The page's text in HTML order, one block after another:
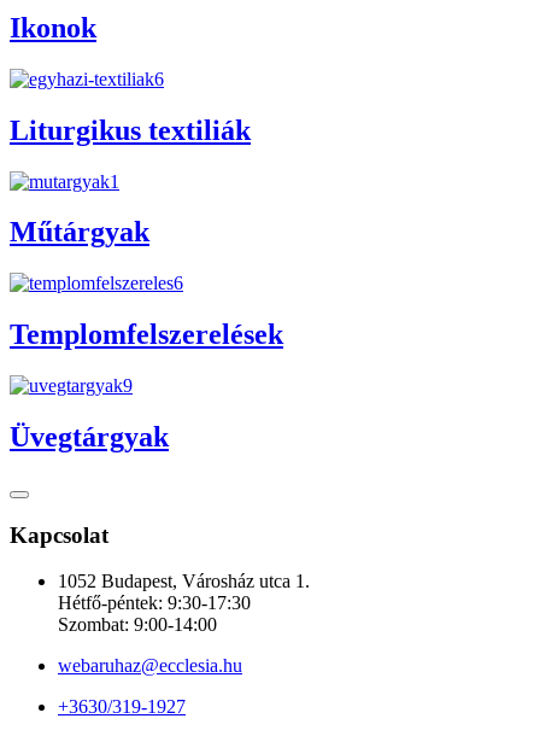
Ikonok
Liturgikus textiliák
Műtárgyak
Templomfelszerelések
Üvegtárgyak
Kapcsolat
1052 Budapest, Városház utca 1.
Hétfő-péntek: 9:30-17:30
Szombat: 9:00-14:00
webaruhaz@ecclesia.hu
+3630/319-1927